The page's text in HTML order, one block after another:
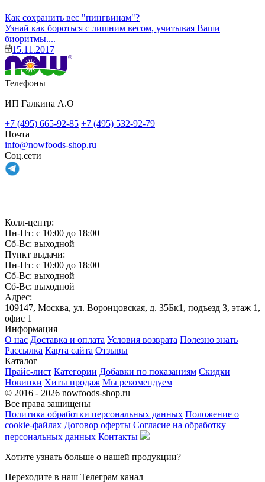
Как сохранить вес "пингвинам"?
Узнай как бороться с лишним весом, учитывая Ваши
биоритмы....
15.11.2017
Телефоны
ИП Галкина А.О
+7 (495) 665-92-85 +7 (495) 532-92-79
Почта
info@nowfoods-shop.ru
Соц.сети
Колл-центр:
Пн-Пт: с 10:00 до 18:00
Сб-Вс: выходной
Пункт выдачи:
Пн-Пт: с 10:00 до 18:00
Сб-Вс: выходной
Сб-Вс: выходной
Адрес:
109147, Москва, ул. Воронцовская, д. 35Бк1, подъезд 3, этаж 1,
офис 1
Информация
О нас Доставка и оплата Условия возврата Полезно знать
Рассылка Карта сайта Отзывы
Каталог
Прайс-лист Категории Добавки по показаниям Скидки
Новинки Хиты продаж Мы рекомендуем
© 2016 - 2026 nowfoods-shop.ru
Все права защищены
Политика обработки персональных данных Положение о
cookie-файлах Договор оферты Согласие на обработку
персональных данных Контакты
Хотите узнать больше о нашей продукции?
Переходите в наш Телеграм канал